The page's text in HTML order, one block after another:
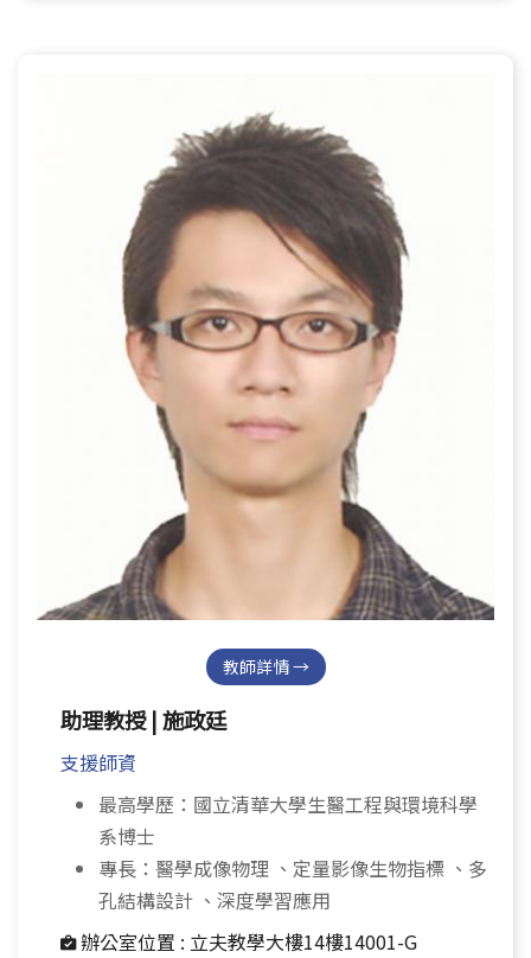
教師詳情 →
助理教授 | 施政廷
支援師資
最高學歷：國立清華大學生醫工程與環境科學
系博士
專長：醫學成像物理 、定量影像生物指標 、多
孔結構設計 、深度學習應用
辦公室位置 : 立夫教學大樓14樓14001-G